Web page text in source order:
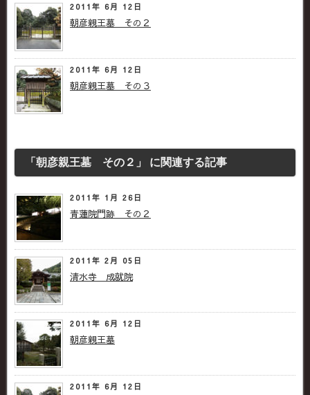
2011年 6月 12日
朝彦親王墓 その２
2011年 6月 12日
朝彦親王墓 その３
「朝彦親王墓 その２」 に関連する記事
2011年 1月 26日
青蓮院門跡 その２
2011年 2月 05日
清水寺 成就院
2011年 6月 12日
朝彦親王墓
2011年 6月 12日